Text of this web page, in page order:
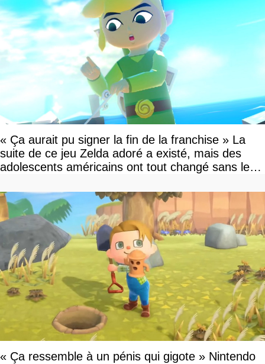
« Ça aurait pu signer la fin de la franchise » La
suite de ce jeu Zelda adoré a existé, mais des
adolescents américains ont tout changé sans le
« Ça ressemble à un pénis qui gigote » Nintendo